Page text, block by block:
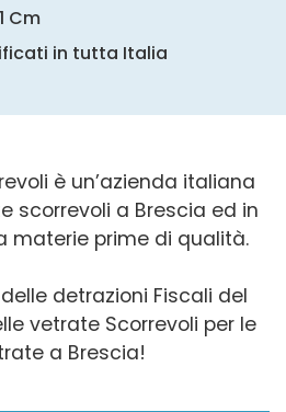
Cm
in tutta Italia
è un’azienda italiana
scorrevoli a Brescia ed in
materie prime di qualità.
detrazioni Fiscali del
vetrate Scorrevoli per le
a Brescia!